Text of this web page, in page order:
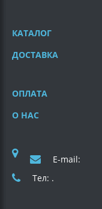
КАТАЛОГ
ДОСТАВКА
ОПЛАТА
О НАС
E-mail:
Тел: .